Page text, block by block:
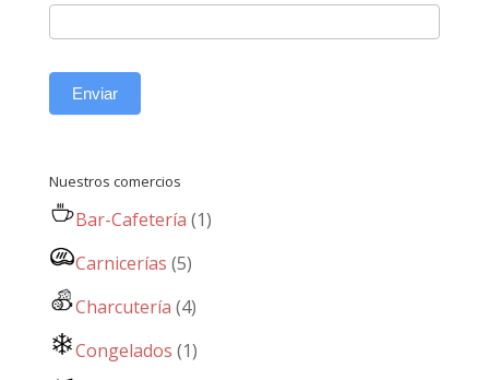
Enviar
Nuestros comercios
Bar-Cafetería (1)
Carnicerías (5)
Charcutería (4)
Congelados (1)